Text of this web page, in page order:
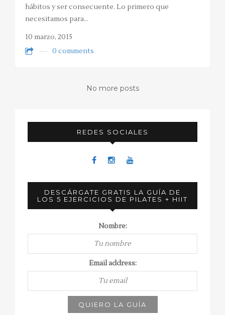
hábitos y ser consecuente. Lo primero que
necesitamos para…
10 marzo, 2015
0 comments
No more posts
REDES SOCIALES
DESCÁRGATE GRATIS LA GUÍA DE
LOS 5 EJERCICIOS DE PILATES + HIIT
Nombre:
Email address: